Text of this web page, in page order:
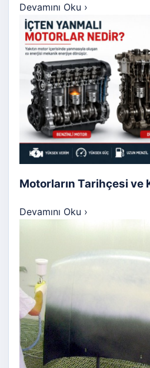
Devamını Oku ›
Motorların Tarihçesi ve
Devamını Oku ›